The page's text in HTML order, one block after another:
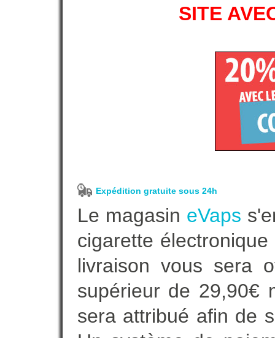
SITE
Expédition gratuite sous 24h
Le magasin eVaps
cigarette
livraison vous sera
supérieur de 29,90€
sera attribué afin de